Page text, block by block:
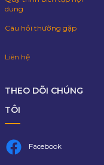
dung
Câu hỏi thường gặp
Liên hệ
THEO DÕI CHÚNG
TÔI
Facebook